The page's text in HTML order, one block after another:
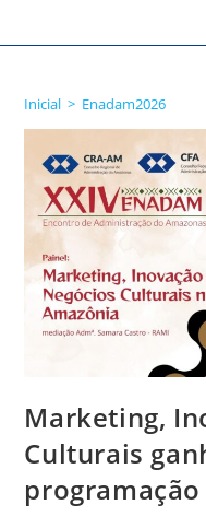
Inicial > Enadam2026
Marketing,
Culturais
programação